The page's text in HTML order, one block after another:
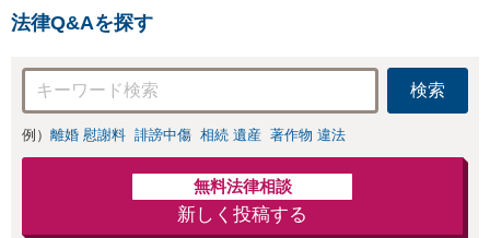
法律Q&Aを探す
検索
例） 離婚 慰謝料 誹謗中傷 相続 遺産 著作物 違法
無料法律相談
新しく投稿する